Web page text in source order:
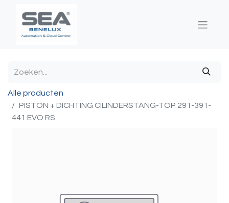
Alle producten
PISTON + DICHTING CILINDERSTANG-TOP 291-391-
441 EVO RS